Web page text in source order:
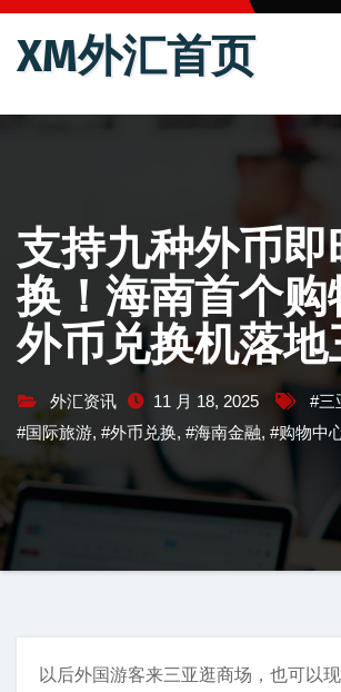
跳
XM外汇首页
支持九种外币即
换！海南首个购
外币兑换机落地
外汇资讯 11 月 18, 2025 #三
#国际旅游, #外币兑换, #海南金融, #购物中
以后外国游客来三亚逛商场，也可以